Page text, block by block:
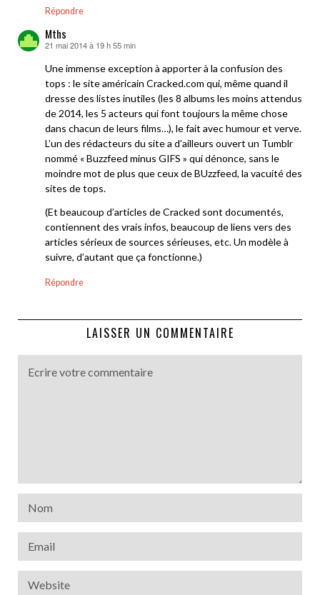
Répondre
Mths
dit :
21 mai 2014 à 19 h 55 min
Une immense exception à apporter à la confusion des
tops : le site américain Cracked.com qui, même quand il
dresse des listes inutiles (les 8 albums les moins attendus
de 2014, les 5 acteurs qui font toujours la même chose
dans chacun de leurs films…), le fait avec humour et verve.
L’un des rédacteurs du site a d’ailleurs ouvert un Tumblr
nommé « Buzzfeed minus GIFS » qui dénonce, sans le
moindre mot de plus que ceux de BUzzfeed, la vacuité des
sites de tops.
(Et beaucoup d’articles de Cracked sont documentés,
contiennent des vrais infos, beaucoup de liens vers des
articles sérieux de sources sérieuses, etc. Un modèle à
suivre, d’autant que ça fonctionne.)
Répondre
LAISSER UN COMMENTAIRE